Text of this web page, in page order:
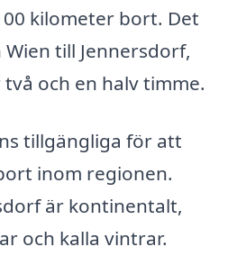
kilometer bort. Det
till Jennersdorf,
och en halv timme.
tillgängliga för att
inom regionen.
är kontinentalt,
och kalla vintrar.